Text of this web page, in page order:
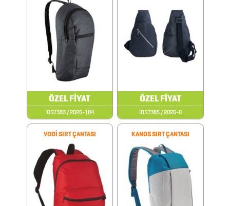
KALEMLER
KALEMLİKLER
KARTVİZİTLİKLER
KIRTASİYE
BLOKNOTLAR
MAGNETLER
ÖZEL FİYAT
İOS7383 / 2026-184
ÖZEL FİYAT
İOS7385 / 2026-0
VODİ SIRT ÇANTASI KANOS SIRT ÇANTASI